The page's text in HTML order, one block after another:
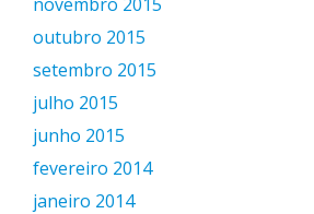
outubro 2015
setembro 2015
julho 2015
junho 2015
fevereiro 2014
janeiro 2014